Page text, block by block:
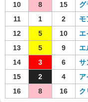
10
8 15 グ
11
1 2 モ
12
5 10 エ
13
5 9 エ
14
3 6 サ
15
2 4 ア
16
8 16 ク